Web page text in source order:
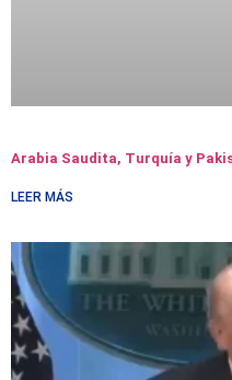
Arabia Saudita, Turquía y
LEER MÁS